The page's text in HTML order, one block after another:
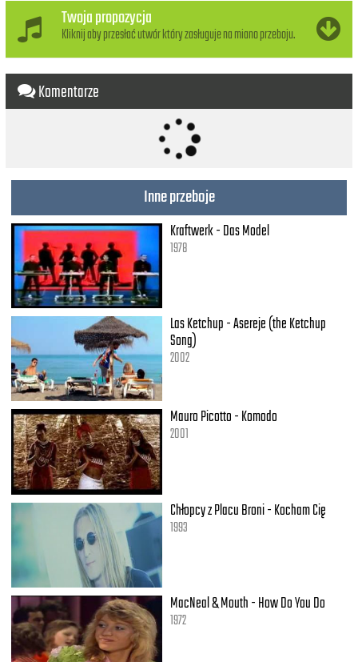
Twoja propozycja
Kliknij aby przesłać utwór który zasługuje na miano przeboju.
Komentarze
Inne przeboje
Kraftwerk - Das Model
1978
Las Ketchup - Asereje (the Ketchup
Song)
2002
Mauro Picotto - Komodo
2001
Chłopcy z Placu Broni - Kocham Cię
1993
MacNeal & Mouth - How Do You Do
1972